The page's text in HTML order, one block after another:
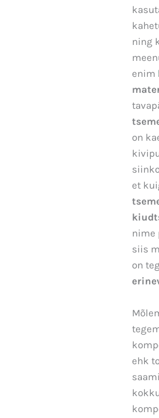
ning
enim
on
et
nime
siis
on
ehk